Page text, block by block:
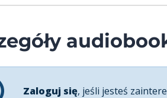
Zaloguj się, jeśli jesteś